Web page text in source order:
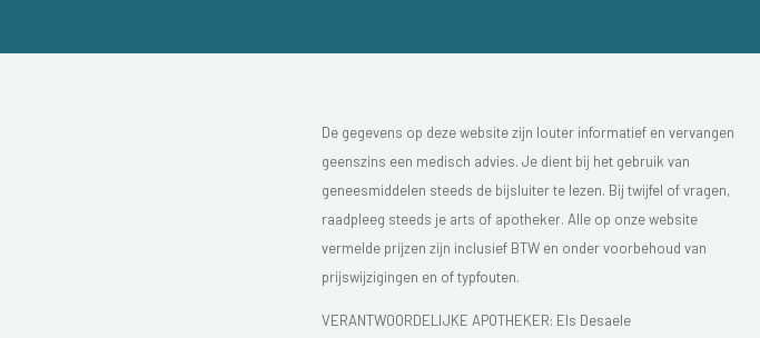
De gegevens op deze website zijn louter informatief en vervangen
geenszins een medisch advies. Je dient bij het gebruik van
geneesmiddelen steeds de bijsluiter te lezen. Bij twijfel of vragen,
raadpleeg steeds je arts of apotheker. Alle op onze website
vermelde prijzen zijn inclusief BTW en onder voorbehoud van
prijswijzigingen en of typfouten.
VERANTWOORDELIJKE APOTHEKER: Els Desaele